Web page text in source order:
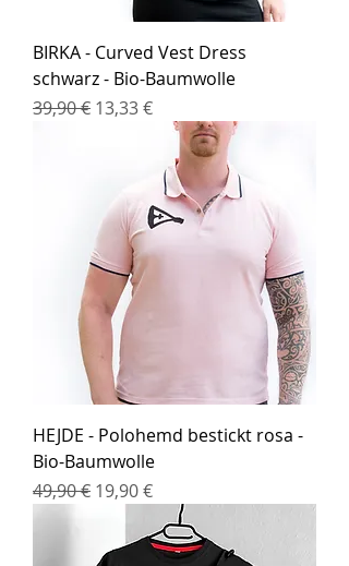
BIRKA - Curved Vest Dress
schwarz - Bio-Baumwolle
Standardpreis
39,90 € Sale-Preis
13,33 €
HEJDE - Polohemd bestickt rosa -
Bio-Baumwolle
Standardpreis
49,90 € Sale-Preis
19,90 €